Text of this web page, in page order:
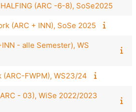
(ARC -6-8), SoSe2025
(ARC + INN), SoSe 2025
- alle Semester), WS
FWPM), WS23/24
- 03), WiSe 2022/2023